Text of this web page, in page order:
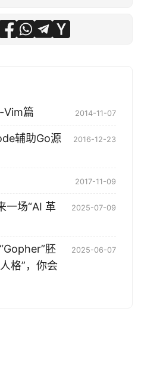
Vim篇 2014-11-07
辅助Go源
2016-12-23
2017-11-09
一场“AI 革
2025-07-09
胚
格”，你会
2025-06-07